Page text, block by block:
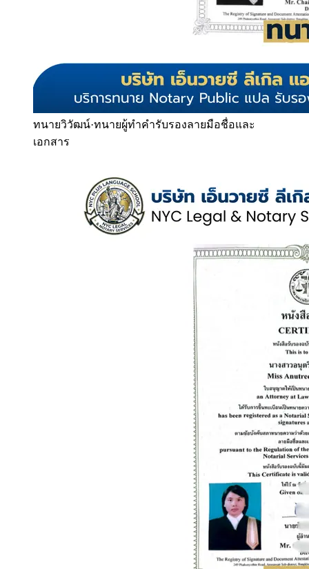
ทนายวิวัฒน์·ทนายผู้ทำคำรับรองลายมือชื่อและ
เอกสาร